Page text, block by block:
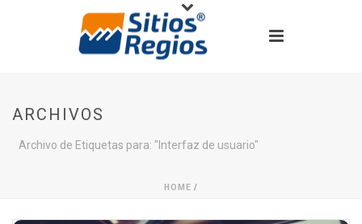
ARCHIVOS
Archivo de Etiquetas para: "Interfaz de usuario"
HOME /